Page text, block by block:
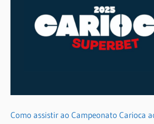
Como assistir ao Campeonato Carioca